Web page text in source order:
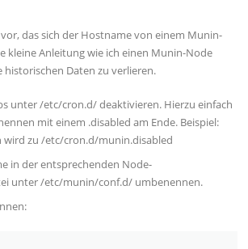
das sich der Hostname von einem Munin-
kleine Anleitung wie ich einen Munin-Node
historischen Daten zu verlieren.
unter /etc/cron.d/ deaktivieren. Hierzu einfach
mit einem .disabled am Ende. Beispiel:
zu /etc/cron.d/munin.disabled
in der entsprechenden Node-
unter /etc/munin/conf.d/ umbenennen.